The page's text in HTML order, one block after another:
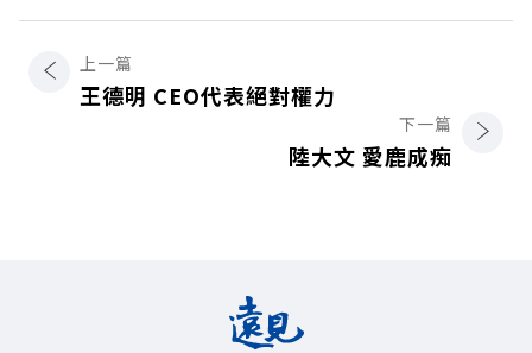
上一篇
王德明 CEO代表絕對權力
下一篇
陸大文 愛鹿成痴